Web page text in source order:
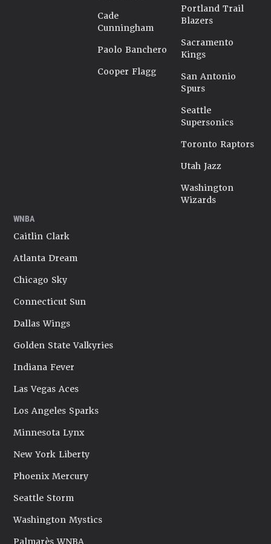
Cade
Cunningham
Paolo Banchero
Cooper Flagg
Portland Trail
Blazers
Sacramento
Kings
San Antonio
Spurs
Seattle
Supersonics
Toronto Raptors
Utah Jazz
Washington
Wizards
WNBA
Caitlin Clark
Atlanta Dream
Chicago Sky
Connecticut Sun
Dallas Wings
Golden State Valkyries
Indiana Fever
Las Vegas Aces
Los Angeles Sparks
Minnesota Lynx
New York Liberty
Phoenix Mercury
Seattle Storm
Washington Mystics
Palmarès WNBA